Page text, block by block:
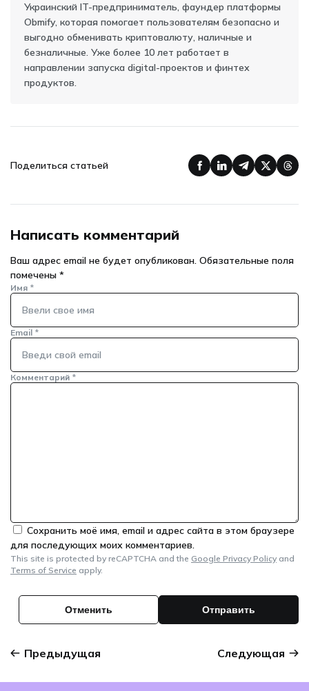
Украинский IT-предприниматель, фаундер платформы
Obmify, которая помогает пользователям безопасно и
выгодно обменивать криптовалюту, наличные и
безналичные. Уже более 10 лет работает в
направлении запуска digital-проектов и финтех
продуктов.
Поделиться статьей
Написать комментарий
Ваш адрес email не будет опубликован. Обязательные поля
помечены *
Комментарий *
Имя *
Email *
Сохранить моё имя, email и адрес сайта в этом браузере
для последующих моих комментариев.
This site is protected by reCAPTCHA and the Google Privacy Policy and
Terms of Service apply.
Предыдущая Следующая